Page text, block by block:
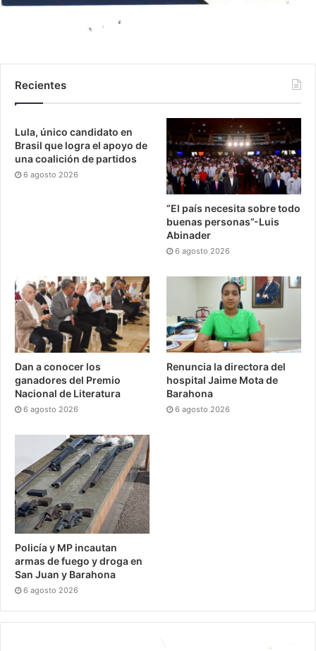
Recientes
Lula, único candidato en
Brasil que logra el apoyo de
una coalición de partidos
6 agosto 2026
“El país necesita sobre todo
buenas personas”-Luis
Abinader
6 agosto 2026
Dan a conocer los
ganadores del Premio
Nacional de Literatura
6 agosto 2026
Renuncia la directora del
hospital Jaime Mota de
Barahona
6 agosto 2026
Policía y MP incautan
armas de fuego y droga en
San Juan y Barahona
6 agosto 2026